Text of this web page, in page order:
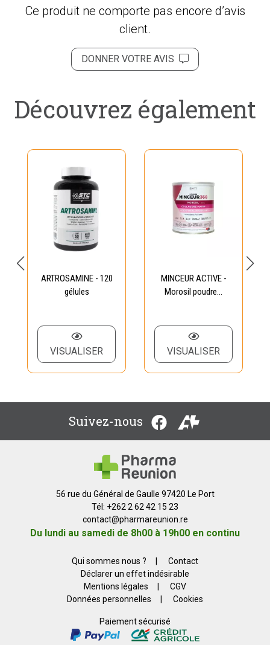
Ce produit ne comporte pas encore d’avis
client.
DONNER VOTRE AVIS
Découvrez également
ARTROSAMINE - 120
gélules
VISUALISER
MINCEUR ACTIVE -
Morosil poudre...
VISUALISER
Suivez-nous
56 rue du Général de Gaulle 97420 Le Port
Tél: +262 2 62 42 15 23
contact@pharmareunion.re
Du lundi au samedi de 8h00 à 19h00 en continu
Qui sommes nous ?
Contact
Déclarer un effet indésirable
Mentions légales
CGV
Données personnelles
Cookies
Paiement sécurisé